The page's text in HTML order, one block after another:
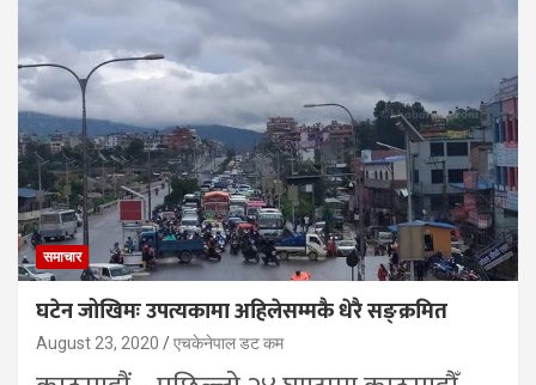
समाचार
घटेन जोखिमः उपत्यकामा अहिलेसम्मकै धेरै सङ्क्रमित
August 23, 2020 एचकेनेपाल डट कम